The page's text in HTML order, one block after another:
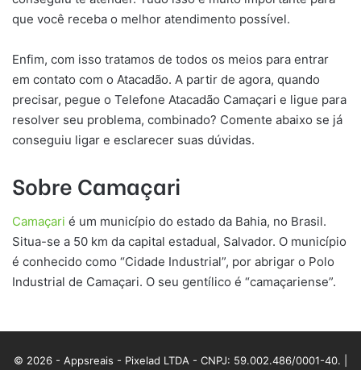
que você receba o melhor atendimento possível.
Enfim, com isso tratamos de todos os meios para entrar
em contato com o Atacadão. A partir de agora, quando
precisar, pegue o Telefone Atacadão Camaçari e ligue para
resolver seu problema, combinado? Comente abaixo se já
conseguiu ligar e esclarecer suas dúvidas.
Sobre Camaçari
Camaçari é um município do estado da Bahia, no Brasil.
Situa-se a 50 km da capital estadual, Salvador. O município
é conhecido como “Cidade Industrial”, por abrigar o Polo
Industrial de Camaçari. O seu gentílico é “camaçariense”.
© 2026 - Appsreais - Pixelad LTDA - CNPJ: 59.002.486/0001-40. |